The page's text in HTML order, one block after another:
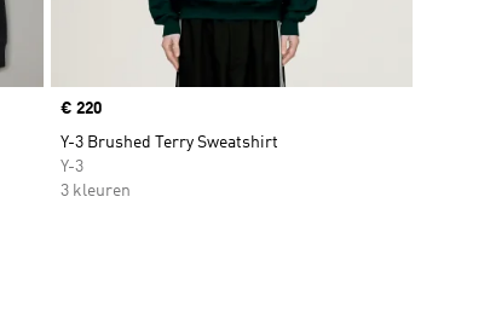
Price
€ 220
Y-3 Brushed Terry Sweatshirt
Y-3
3 kleuren